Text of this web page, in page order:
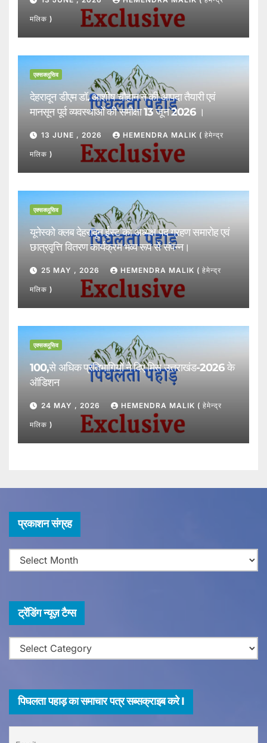
मलिक )
एक्सक्लूसिव
देहरादून डीएम डॉ. आशीष चौहान ने की आपदा तैयारी एवं
मानसून पूर्व व्यवस्थाओं की समीक्षा 13 जून 2026 ।
13 JUNE , 2026 HEMENDRA MALIK ( हेमेन्द्र
मलिक )
एक्सक्लूसिव
यूनेस्को क्लब देहरादून ईस्ट का अध्यक्ष पद ग्रहण समारोह एवं
छात्रवृत्ति वितरण कार्यक्रम भव्य रूप से संपन्न।
25 MAY , 2026 HEMENDRA MALIK ( हेमेन्द्र
मलिक )
एक्सक्लूसिव
100,से अधिक प्रतिभागियों ने दिए मिस उत्तराखंड-2026 के
ऑडिशन
24 MAY , 2026 HEMENDRA MALIK ( हेमेन्द्र
मलिक )
प्रकाशन संग्रह
का
न
ह
ट्रेंडिंग न्यूज़ टैग्स
ट्रेंडिंग
न्यूज़
पिघलता पहाड़ का समाचार पत्र सब्सक्राइब करे I